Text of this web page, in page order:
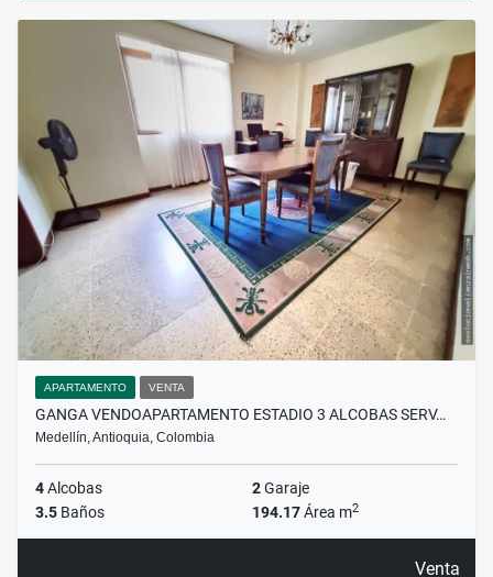
APARTAMENTO VENTA
GANGA VENDOAPARTAMENTO ESTADIO 3 ALCOBAS SERV…
Medellín, Antioquia, Colombia
4Alcobas 2Garaje
3.5 Baños 194.17Área m2
Venta